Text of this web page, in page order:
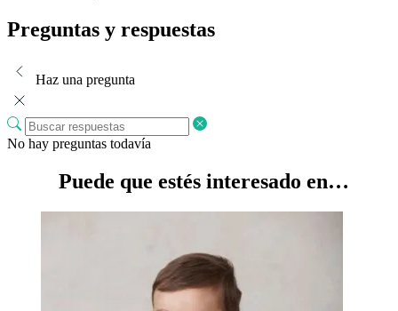
Preguntas y respuestas
Haz una pregunta
No hay preguntas todavía
Puede que estés interesado en…